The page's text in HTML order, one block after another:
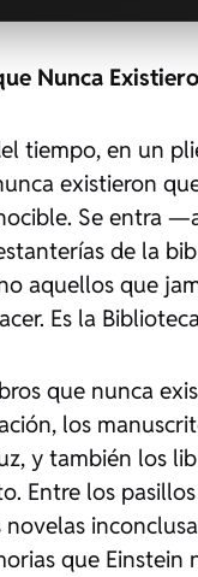
Nunca
tiempo, en un
existieron
Se entra
de la
aquellos que
Es la
que nunca
los
y también los
Entre los
que